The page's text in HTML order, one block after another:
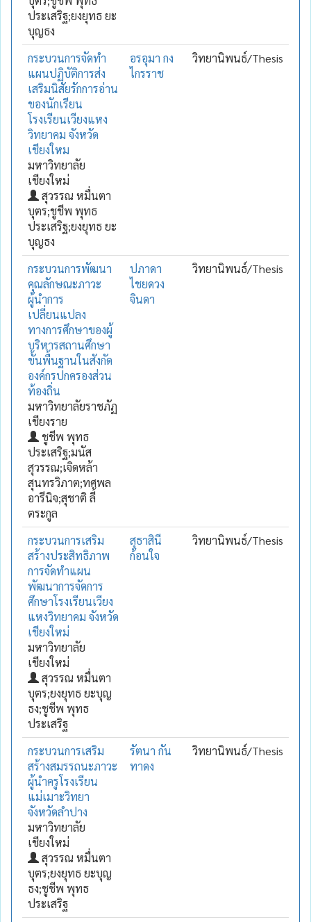
ประเสริฐ;ยงยุทธ ยะ
บุญธง
กระบวนการจัดทำ
แผนปฏิบัติการส่ง
เสริมนิสัยรักการอ่าน
ของนักเรียน
โรงเรียนเวียงแหง
วิทยาคม จังหวัด
เชียงใหม
มหาวิทยาลัย
เชียงใหม่
สุวรรณ หมื่นตา
บุตร;ชูชีพ พุทธ
ประเสริฐ;ยงยุทธ ยะ
บุญธง
อรอุมา กง
ไกรราช
วิทยานิพนธ์/Thesis
กระบวนการพัฒนา
คุณลักษณะภาวะ
ผู้นำการ
เปลี่ยนแปลง
ทางการศึกษาของผู้
บริหารสถานศึกษา
ขั้นพื้นฐานในสังกัด
องค์กรปกครองส่วน
ท้องถิ่น
มหาวิทยาลัยราชภัฏ
เชียงราย
ชูชีพ พุทธ
ประเสริฐ;มนัส
สุวรรณ;เจิดหล้า
สุนทรวิภาต;ทศพล
อารีนิจ;สุชาติ ลี้
ตระกูล
ปภาดา
ไชยดวง
จินดา
วิทยานิพนธ์/Thesis
กระบวนการเสริม
สร้างประสิทธิภาพ
การจัดทำแผน
พัฒนาการจัดการ
ศึกษาโรงเรียนเวียง
แหงวิทยาคม จังหวัด
เชียงใหม่
มหาวิทยาลัย
เชียงใหม่
สุวรรณ หมื่นตา
บุตร;ยงยุทธ ยะบุญ
ธง;ชูชีพ พุทธ
ประเสริฐ
สุธาสินี
ก้อนใจ
วิทยานิพนธ์/Thesis
กระบวนการเสริม
สร้างสมรรถนะภาวะ
ผู้นำครูโรงเรียน
แม่เมาะวิทยา
จังหวัดลำปาง
มหาวิทยาลัย
เชียงใหม่
สุวรรณ หมื่นตา
บุตร;ยงยุทธ ยะบุญ
ธง;ชูชีพ พุทธ
ประเสริฐ
รัตนา กัน
ทาดง
วิทยานิพนธ์/Thesis